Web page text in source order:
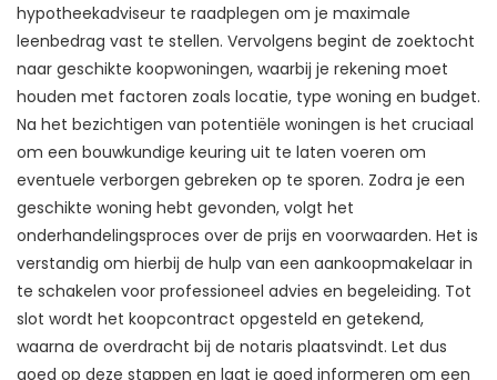
hypotheekadviseur te raadplegen om je maximale
leenbedrag vast te stellen. Vervolgens begint de zoektocht
naar geschikte koopwoningen, waarbij je rekening moet
houden met factoren zoals locatie, type woning en budget.
Na het bezichtigen van potentiële woningen is het cruciaal
om een bouwkundige keuring uit te laten voeren om
eventuele verborgen gebreken op te sporen. Zodra je een
geschikte woning hebt gevonden, volgt het
onderhandelingsproces over de prijs en voorwaarden. Het is
verstandig om hierbij de hulp van een aankoopmakelaar in
te schakelen voor professioneel advies en begeleiding. Tot
slot wordt het koopcontract opgesteld en getekend,
waarna de overdracht bij de notaris plaatsvindt. Let dus
goed op deze stappen en laat je goed informeren om een